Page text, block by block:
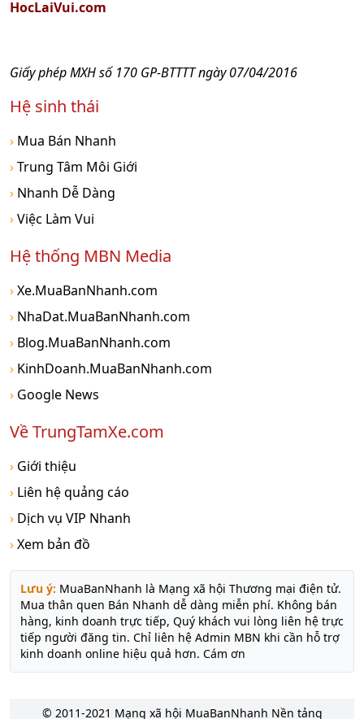
HocLaiVui.com
Giấy phép MXH số 170 GP-BTTTT ngày 07/04/2016
Hệ sinh thái
› Mua Bán Nhanh
›Trung Tâm Môi Giới
› Nhanh Dễ Dàng
›Việc Làm Vui
Hệ thống MBN Media
›Xe.MuaBanNhanh.com
› NhaDat.MuaBanNhanh.com
› Blog.MuaBanNhanh.com
› KinhDoanh.MuaBanNhanh.com
› Google News
Về TrungTamXe.com
› Giới thiệu
› Liên hệ quảng cáo
› Dịch vụ VIP Nhanh
›Xem bản đồ
Lưu ý: MuaBanNhanh là Mạng xã hội Thương mại điện tử.
Mua thân quen Bán Nhanh dễ dàng miễn phí. Không bán
hàng, kinh doanh trực tiếp, Quý khách vui lòng liên hệ trực
tiếp người đăng tin. Chỉ liên hệ Admin MBN khi cần hỗ trợ
kinh doanh online hiệu quả hơn. Cám ơn
© 2011-2021 Mạng xã hội MuaBanNhanh Nền tảng